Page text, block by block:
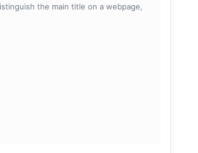
the main title on a webpage,